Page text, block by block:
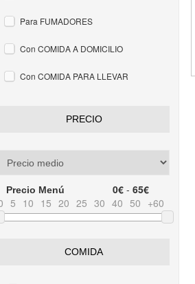
Para FUMADORES
Con COMIDA A DOMICILIO
Con COMIDA PARA LLEVAR
PRECIO
Precio Menú 0€ - 65€
5 10 15 20 25 30 40 50 +60
COMIDA